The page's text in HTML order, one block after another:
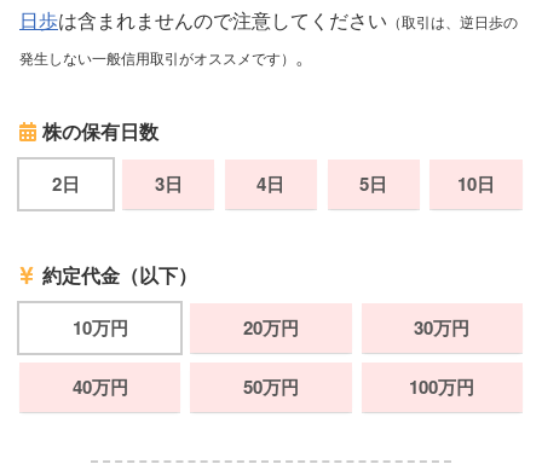
日歩は含まれませんので注意してください （取引は、逆日歩の
発生しない一般信用取引がオススメです） 。
株の保有日数
2日 3日 4日 5日 10日
約定代金（以下）
10万円 20万円 30万円
40万円 50万円 100万円